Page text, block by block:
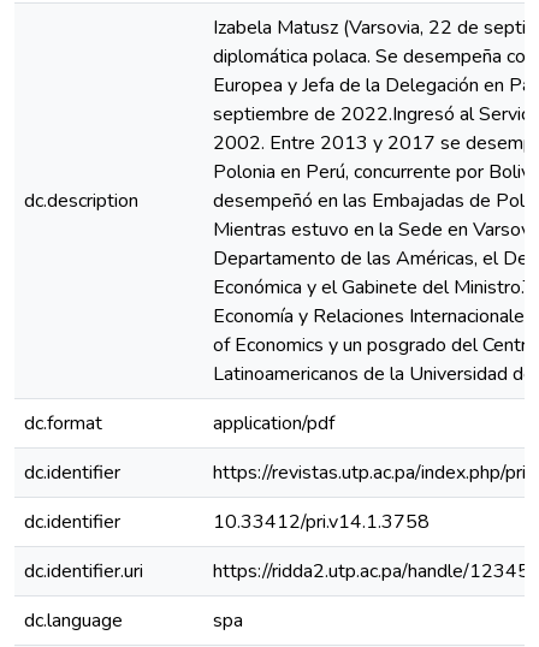
dc.description
Izabela Matusz (Varsovia, 22 de
diplomática polaca. Se desempeña
Europea y Jefa de la Delegación en
septiembre de 2022.Ingresó al
2002. Entre 2013 y 2017 se
Polonia en Perú, concurrente por
desempeñó en las Embajadas de
Mientras estuvo en la Sede en
Departamento de las Américas, el
Económica y el Gabinete del
Economía y Relaciones
of Economics y un posgrado del
Latinoamericanos de la Universidad de
dc.format
application/pdf
dc.identifier
https://revistas.utp.ac.pa/index.php/
dc.identifier
10.33412/pri.v14.1.3758
dc.identifier.uri
https://ridda2.utp.ac.pa/handle/
dc.language
spa